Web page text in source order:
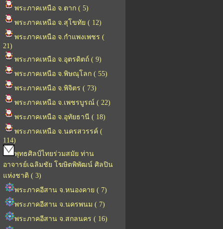
พระภาคเหนือ จ.ตาก ( 5)
พระภาคเหนือ จ.สุโขทัย ( 12)
พระภาคเหนือ จ.กำแพงเพชร (
21)
พระภาคเหนือ จ.อุตรดิตถ์ ( 9)
พระภาคเหนือ จ.พิษณุโลก ( 55)
พระภาคเหนือ จ.พิจิตร ( 73)
พระภาคเหนือ จ.เพชรบูรณ์ ( 22)
พระภาคเหนือ จ.อุทัยธานี ( 18)
พระภาคเหนือ จ.นครสวรรค์ (
114)
พุทธศิลป์ไทยร่วมสมัย ท่าน
อาจารย์เฉลิมชัย โฆษิตพิพัฒน์ ศิลปิน
แห่งชาติ ( 3)
พระภาคอีสาน จ.หนองคาย ( 7)
พระภาคอีสาน จ.นครพนม ( 7)
พระภาคอีสาน จ.สกลนคร ( 16)